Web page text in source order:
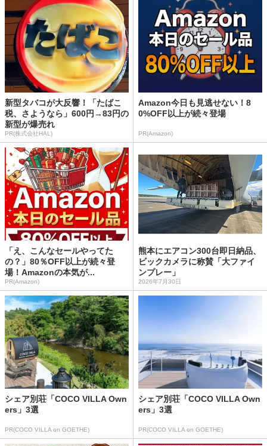
新型タバコが大反響！「たばこ
税、さようなら」600円→83円の
新型が爆売れ
PR(株式会社HAL)
Amazon今日も見逃せない！8
0%OFF以上が続々登場
PR(Amazon)
「え、こんなセールやってた
の？」80％OFF以上が続々登
場！Amazonの本気が...
PR(Amazon)
熊本にエアコン300台即日納品、
ビックカメラに称賛「大ファイ
ンプレー」
2026年7月30日
シェア別荘「COCO VILLA Own
ers」3選
PR(COCO VILLA on GOETHE)
シェア別荘「COCO VILLA Own
ers」3選
PR(COCO VILLA on GOETHE)